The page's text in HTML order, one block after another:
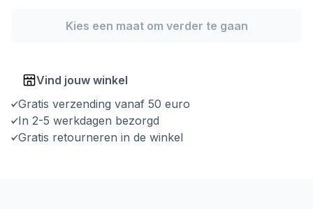
Kies een maat om verder te gaan
Vind jouw winkel
Gratis verzending vanaf 50 euro
In 2-5 werkdagen bezorgd
Gratis retourneren in de winkel